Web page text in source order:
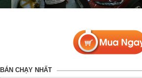
BÁN CHẠY NHẤT